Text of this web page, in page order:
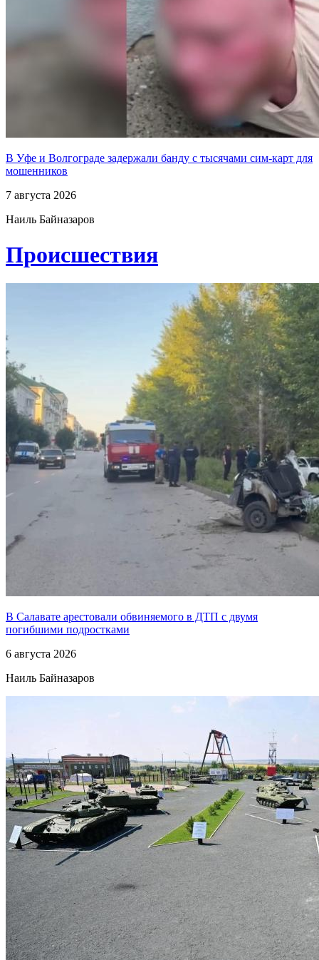
В Уфе и Волгограде задержали банду с тысячами сим-карт для
мошенников
7 августа 2026
Наиль Байназаров
Проиcшествия
В Салавате арестовали обвиняемого в ДТП с двумя
погибшими подростками
6 августа 2026
Наиль Байназаров